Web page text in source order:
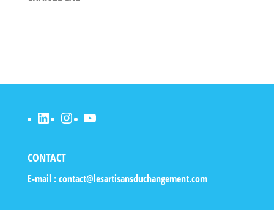
LinkedInInstagram
YouTube
CONTACT
E-mail :contact@lesartisansduchangement.com